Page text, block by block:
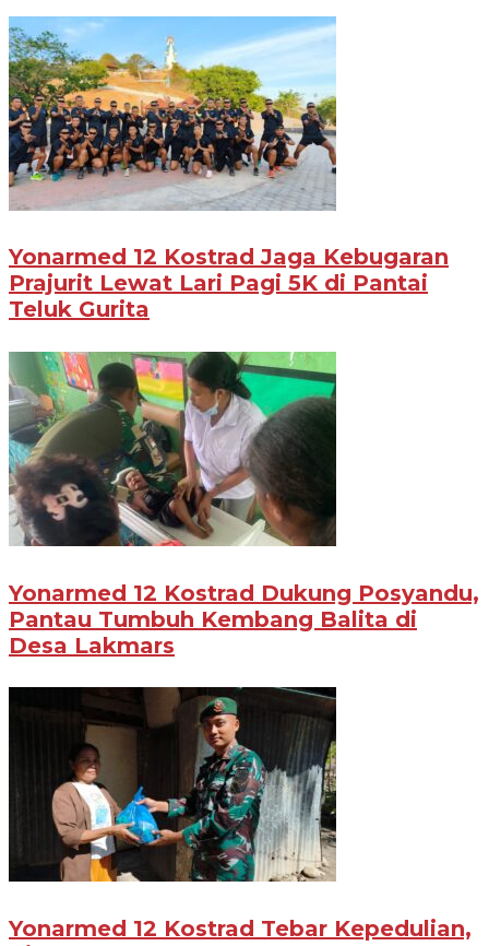
Yonarmed 12 Kostrad Jaga Kebugaran
Prajurit Lewat Lari Pagi 5K di Pantai
Teluk Gurita
Yonarmed 12 Kostrad Dukung Posyandu,
Pantau Tumbuh Kembang Balita di
Desa Lakmars
Yonarmed 12 Kostrad Tebar Kepedulian,